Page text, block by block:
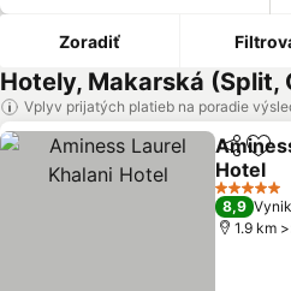
Zoradiť
Hotely, Makarská (Split,
Vplyv prijatých platieb na poradie
Zdieľať
Hotel
5 Počet
8,9
1.9 km